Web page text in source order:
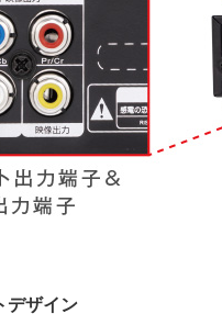
デザイン